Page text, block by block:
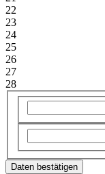
22
23
24
25
26
27
28
Daten bestätigen